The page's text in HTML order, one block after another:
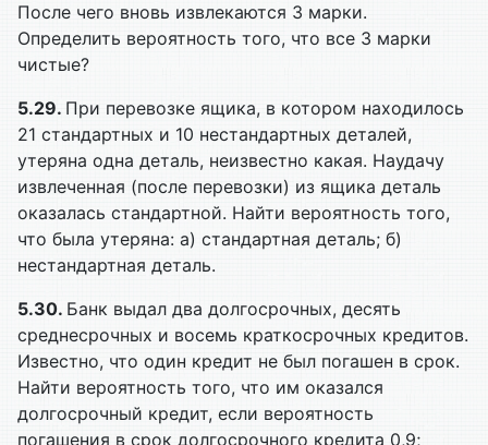
После чего вновь извлекаются 3 марки.
Определить вероятность того, что все 3 марки
чистые?
5.29. При перевозке ящика, в котором находилось
21 стандартных и 10 нестандартных деталей,
утеряна одна деталь, неизвестно какая. Наудачу
извлеченная (после перевозки) из ящика деталь
оказалась стандартной. Найти вероятность того,
что была утеряна: а) стандартная деталь; б)
нестандартная деталь.
5.30. Банк выдал два долгосрочных, десять
среднесрочных и восемь краткосрочных кредитов.
Известно, что один кредит не был погашен в срок.
Найти вероятность того, что им оказался
долгосрочный кредит, если вероятность
погашения в срок долгосрочного кредита 0,9;